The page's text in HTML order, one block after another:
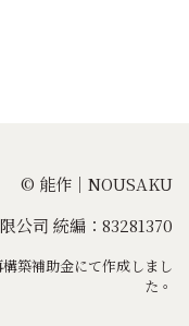
© 能作｜NOUSAKU
公司 統編：83281370
築補助金にて作成しまし
た。